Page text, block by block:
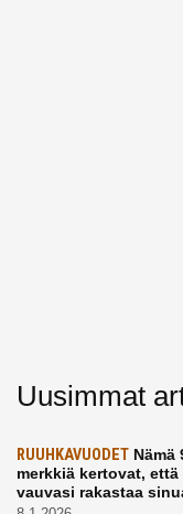
Uusimmat
RUUHKAVUODET Nämä
merkkiä kertovat, että
vauvasi rakastaa